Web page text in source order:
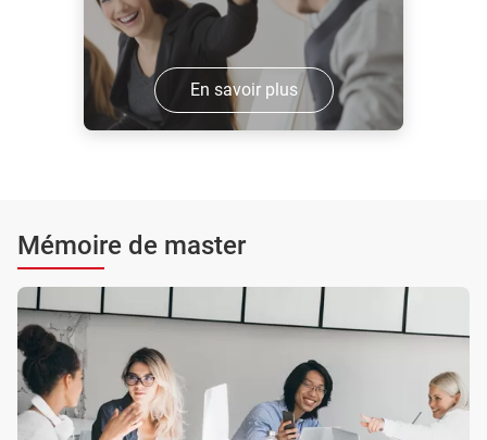
En savoir plus
Mémoire de master